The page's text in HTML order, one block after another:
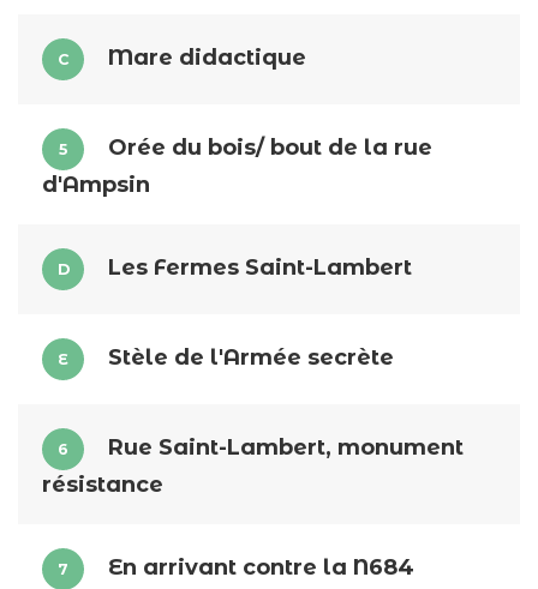
C Mare didactique
5
Orée du bois/ bout de la rue
d'Ampsin
D Les Fermes Saint-Lambert
E Stèle de l'Armée secrète
6
Rue Saint-Lambert, monument
résistance
7 En arrivant contre la N684